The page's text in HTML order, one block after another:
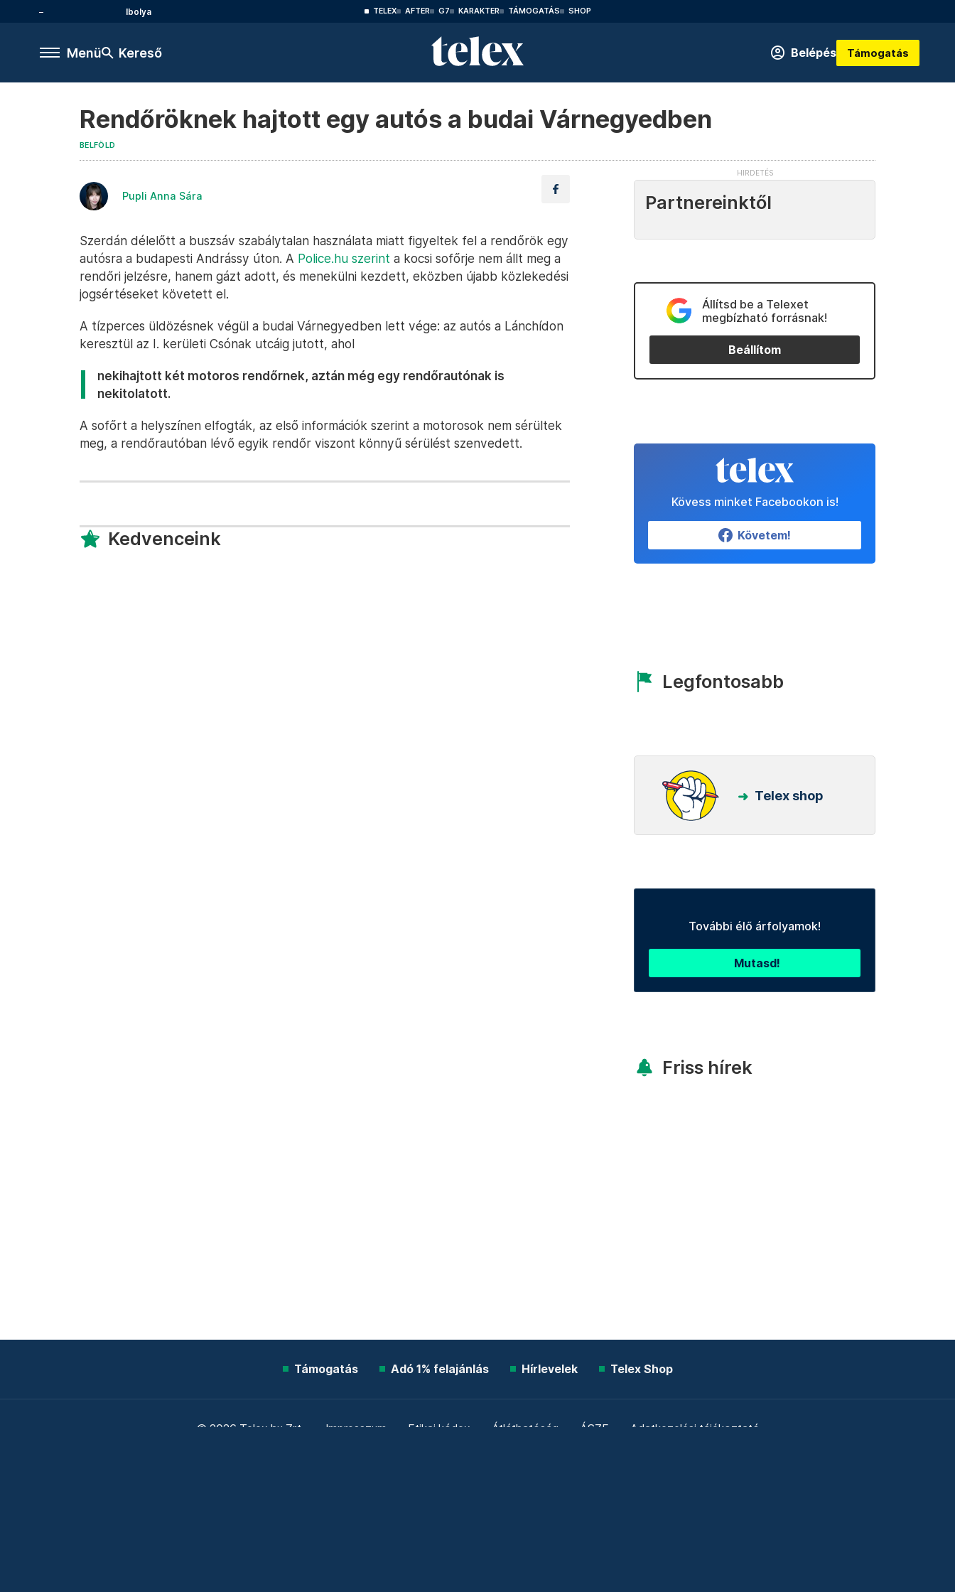
Ibolya TELEX AFTER G7 KARAKTER TÁMOGATÁS SHOP
Menü Kereső Belépés Támogatás
Rendőröknek hajtott egy autós a budai Várnegyedben
BELFÖLD
Pupli Anna Sára
Szerdán délelőtt a buszsáv szabálytalan használata miatt figyeltek fel a rendőrök egy
autósra a budapesti Andrássy úton. A Police.hu szerint a kocsi sofőrje nem állt meg a
rendőri jelzésre, hanem gázt adott, és menekülni kezdett, eközben újabb közlekedési
jogsértéseket követett el.
A tízperces üldözésnek végül a budai Várnegyedben lett vége: az autós a Lánchídon
keresztül az I. kerületi Csónak utcáig jutott, ahol
nekihajtott két motoros rendőrnek, aztán még egy rendőrautónak is
nekitolatott.
A sofőrt a helyszínen elfogták, az első információk szerint a motorosok nem sérültek
meg, a rendőrautóban lévő egyik rendőr viszont könnyű sérülést szenvedett.
Kedvenceink
Partnereinktől
Állítsd be a Telexet
megbízható forrásnak!
Beállítom
Kövess minket Facebookon is!
Követem!
Legfontosabb
Telex shop
További élő árfolyamok!
Mutasd!
Friss hírek
Támogatás Adó 1% felajánlás Hírlevelek Telex Shop
© 2026 Telex.hu Zrt. Impresszum Etikai kódex Átláthatóság ÁSZF Adatkezelési tájékoztató